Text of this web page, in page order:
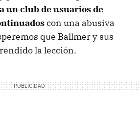
un club de usuarios de
con una abusiva
que Ballmer y sus
la lección.